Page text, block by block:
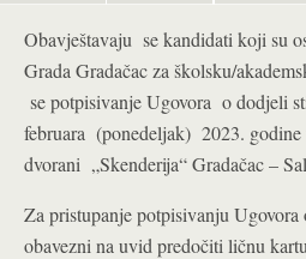
Obavještavaju se kandidati koji su
Grada Gradačac za školsku/
se potpisivanje Ugovora o dodjeli
februara (ponedeljak) 2023. godine
dvorani „Skenderija“ Gradačac –
Za pristupanje potpisivanju
obavezni na uvid predočiti ličnu